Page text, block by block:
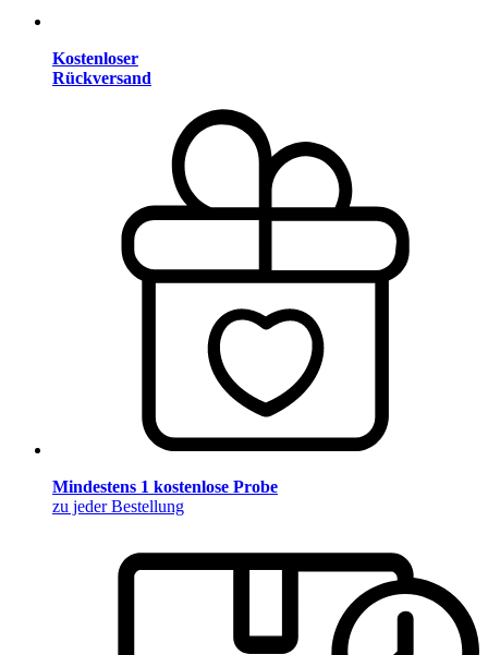
Kostenloser
Rückversand
Mindestens 1 kostenlose Probe
zu jeder Bestellung